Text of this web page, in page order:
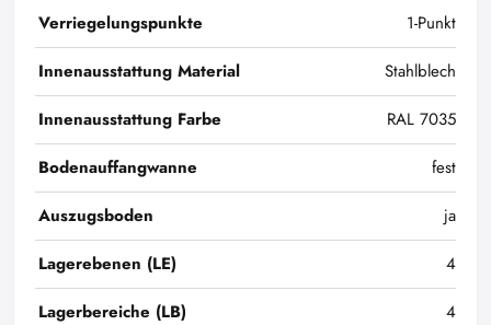
Verriegelungspunkte
1-Punkt
Innenausstattung Material
Stahlblech
Innenausstattung Farbe
RAL 7035
Bodenauffangwanne
fest
Auszugsboden
ja
Lagerebenen (LE)
4
Lagerbereiche (LB)
4